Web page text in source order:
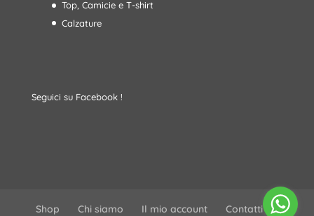
Top, Camicie e T-shirt
Calzature
Seguici su Facebook !
Shop Chi siamo Il mio account Contatti